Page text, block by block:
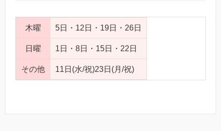
木曜 5日・12日・19日・26日
日曜 1日・8日・15日・22日
その他 11日(水/祝)23日(月/祝)